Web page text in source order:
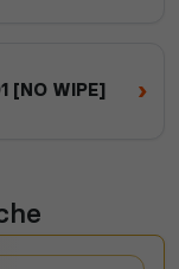
[NO WIPE] ›